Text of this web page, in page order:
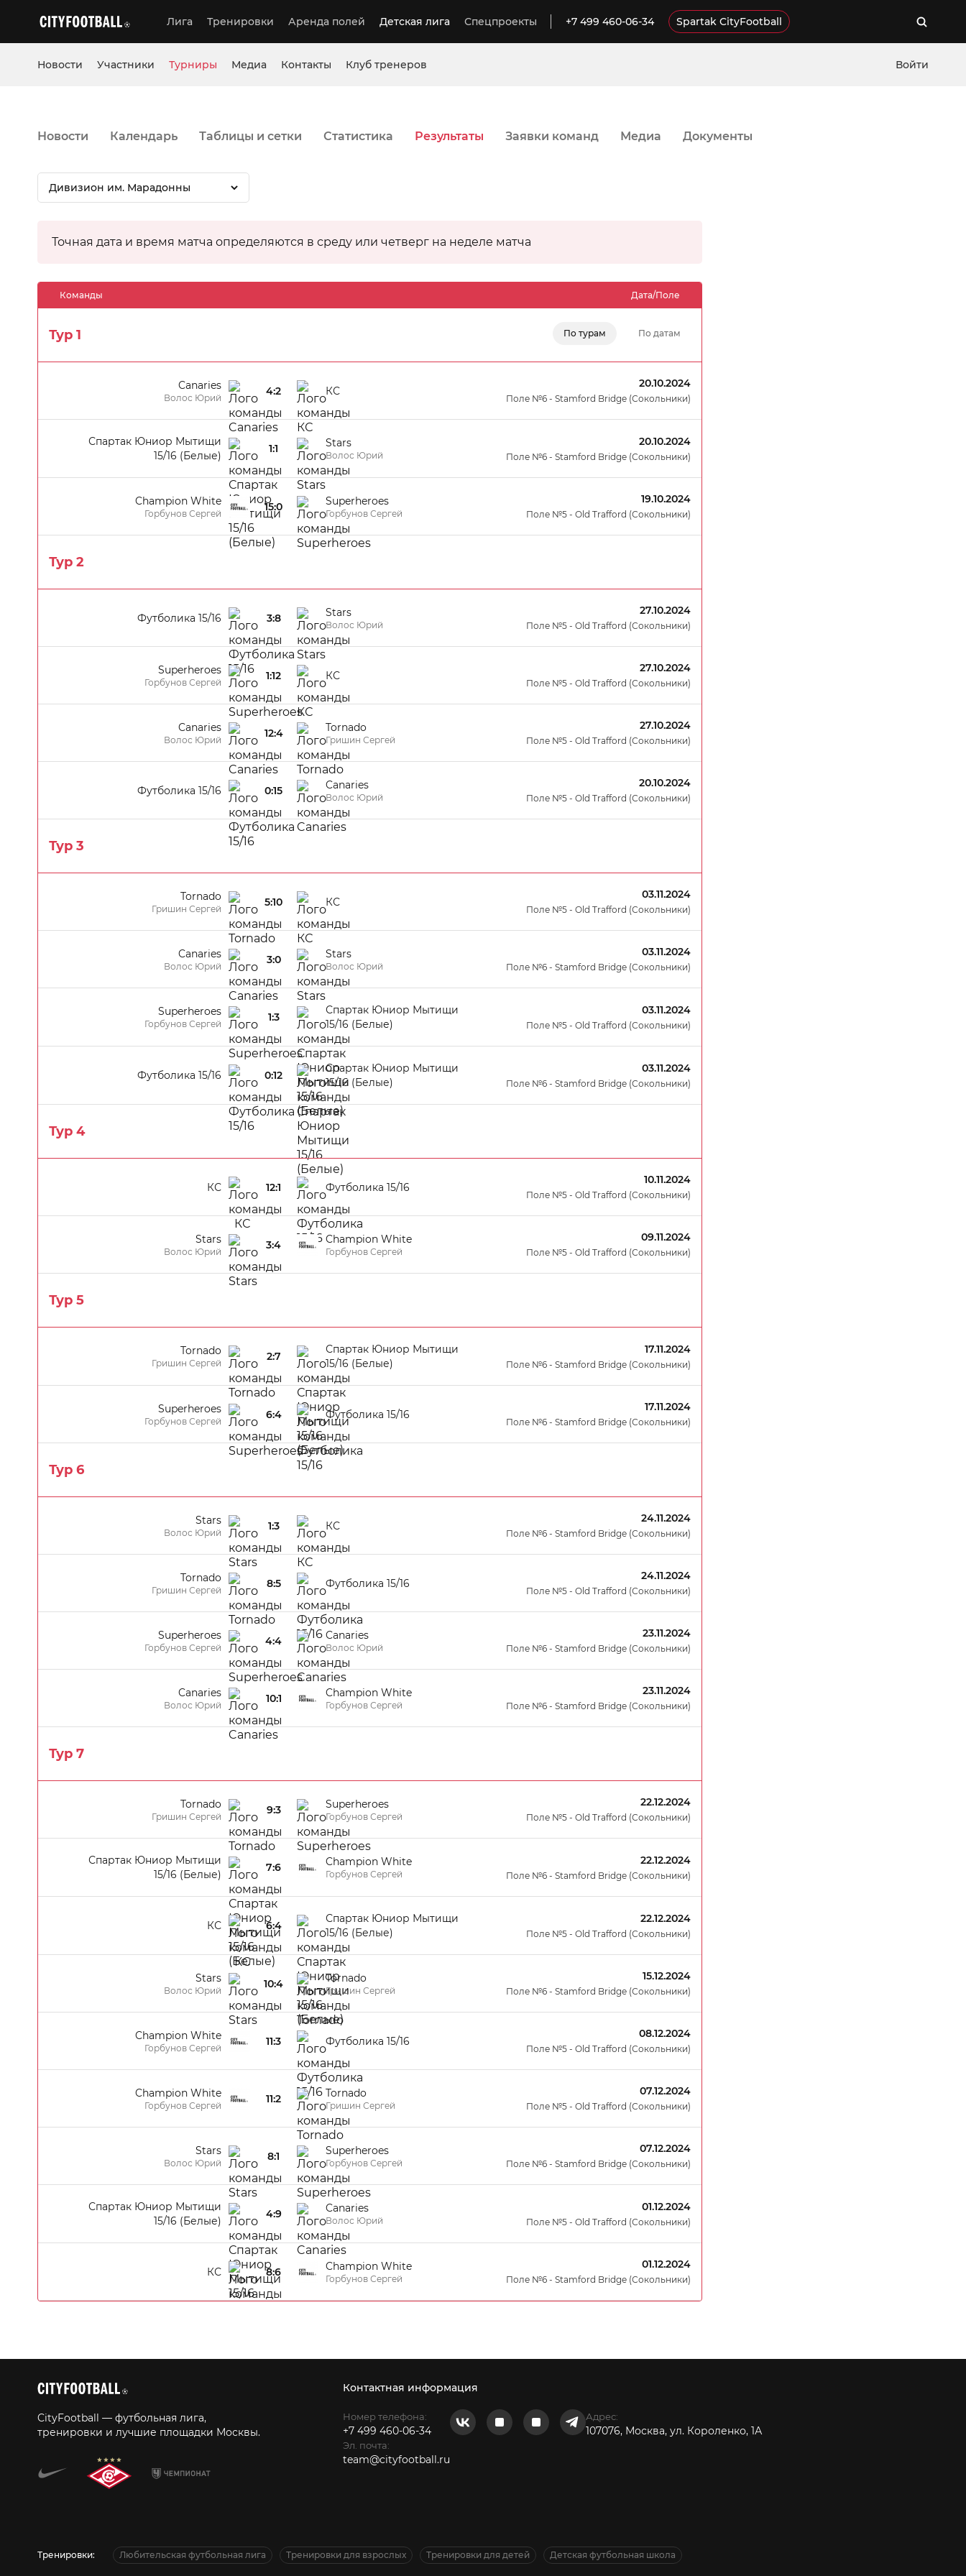
Лига Тренировки Аренда полей Детская лига Спецпроекты +7 499 460-06-34 Spartak CityFootball
Новости Участники Турниры Медиа Контакты Клуб тренеров Войти
Новости Календарь Таблицы и сетки Статистика Результаты Заявки команд Медиа Документы
Дивизион им. Марадонны
Точная дата и время матча определяются в среду или четверг на неделе матча
По турам По датам
Команды Дата/Поле
Тур 1
Canaries
Волос Юрий
4:2 КС
20.10.2024
Поле №6 - Stamford Bridge (Сокольники)
Спартак Юниор Мытищи
15/16 (Белые)
1:1 Stars
Волос Юрий
20.10.2024
Поле №6 - Stamford Bridge (Сокольники)
Champion White
Горбунов Сергей
15:0 Superheroes
Горбунов Сергей
19.10.2024
Поле №5 - Old Trafford (Сокольники)
Тур 2
Футболика 15/16 3:8 Stars
Волос Юрий
27.10.2024
Поле №5 - Old Trafford (Сокольники)
Superheroes
Горбунов Сергей
1:12 КС
27.10.2024
Поле №5 - Old Trafford (Сокольники)
Canaries
Волос Юрий
12:4 Tornado
Гришин Сергей
27.10.2024
Поле №5 - Old Trafford (Сокольники)
Футболика 15/16 0:15 Canaries
Волос Юрий
20.10.2024
Поле №5 - Old Trafford (Сокольники)
Тур 3
Tornado
Гришин Сергей
5:10 КС
03.11.2024
Поле №5 - Old Trafford (Сокольники)
Canaries
Волос Юрий
3:0 Stars
Волос Юрий
03.11.2024
Поле №6 - Stamford Bridge (Сокольники)
Superheroes
Горбунов Сергей
1:3
Спартак Юниор Мытищи
15/16 (Белые)
03.11.2024
Поле №5 - Old Trafford (Сокольники)
Футболика 15/16 0:12
Спартак Юниор Мытищи
15/16 (Белые)
03.11.2024
Поле №6 - Stamford Bridge (Сокольники)
Тур 4
КС 12:1 Футболика 15/16
10.11.2024
Поле №5 - Old Trafford (Сокольники)
Stars
Волос Юрий
3:4 Champion White
Горбунов Сергей
09.11.2024
Поле №5 - Old Trafford (Сокольники)
Тур 5
Tornado
Гришин Сергей
2:7
Спартак Юниор Мытищи
15/16 (Белые)
17.11.2024
Поле №6 - Stamford Bridge (Сокольники)
Superheroes
Горбунов Сергей
6:4 Футболика 15/16
17.11.2024
Поле №6 - Stamford Bridge (Сокольники)
Тур 6
Stars
Волос Юрий
1:3 КС
24.11.2024
Поле №6 - Stamford Bridge (Сокольники)
Tornado
Гришин Сергей
8:5 Футболика 15/16
24.11.2024
Поле №5 - Old Trafford (Сокольники)
Superheroes
Горбунов Сергей
4:4 Canaries
Волос Юрий
23.11.2024
Поле №6 - Stamford Bridge (Сокольники)
Canaries
Волос Юрий
10:1 Champion White
Горбунов Сергей
23.11.2024
Поле №6 - Stamford Bridge (Сокольники)
Тур 7
Tornado
Гришин Сергей
9:3 Superheroes
Горбунов Сергей
22.12.2024
Поле №5 - Old Trafford (Сокольники)
Спартак Юниор Мытищи
15/16 (Белые)
7:6 Champion White
Горбунов Сергей
22.12.2024
Поле №6 - Stamford Bridge (Сокольники)
КС 6:4
Спартак Юниор Мытищи
15/16 (Белые)
22.12.2024
Поле №5 - Old Trafford (Сокольники)
Stars
Волос Юрий
10:4 Tornado
Гришин Сергей
15.12.2024
Поле №6 - Stamford Bridge (Сокольники)
Champion White
Горбунов Сергей
11:3 Футболика 15/16
08.12.2024
Поле №5 - Old Trafford (Сокольники)
Champion White
Горбунов Сергей
11:2 Tornado
Гришин Сергей
07.12.2024
Поле №5 - Old Trafford (Сокольники)
Stars
Волос Юрий
8:1 Superheroes
Горбунов Сергей
07.12.2024
Поле №6 - Stamford Bridge (Сокольники)
Спартак Юниор Мытищи
15/16 (Белые)
4:9 Canaries
Волос Юрий
01.12.2024
Поле №5 - Old Trafford (Сокольники)
КС 8:6 Champion White
Горбунов Сергей
01.12.2024
Поле №6 - Stamford Bridge (Сокольники)
CityFootball — футбольная лига,
тренировки и лучшие площадки Москвы.
Контактная информация
Номер телефона:
+7 499 460-06-34
Эл. почта:
team@cityfootball.ru
Адрес:
107076, Москва, ул. Короленко, 1А
Тренировки: Любительская футбольная лига Тренировки для взрослых Тренировки для детей Детская футбольная школа